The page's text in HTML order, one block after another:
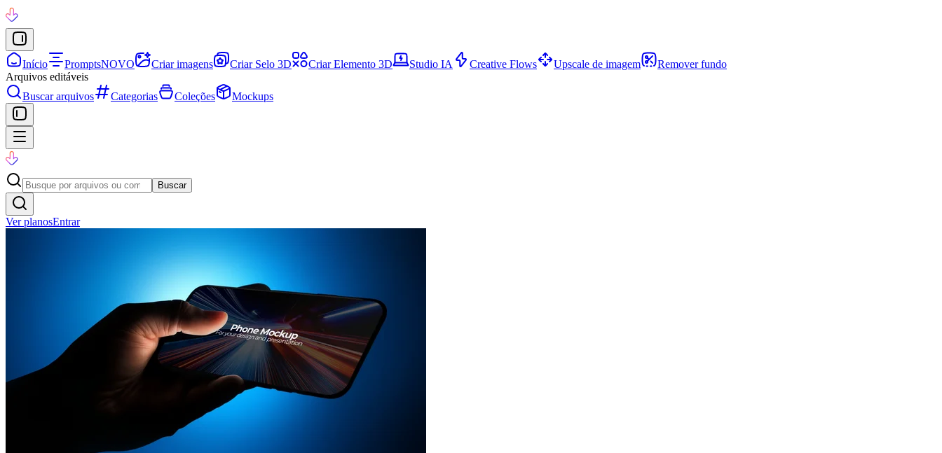
Início PromptsNOVO Criar imagens Criar Selo 3D Criar Elemento 3D Studio IA Creative Flows Upscale de imagem
Remover fundo
Arquivos editáveis
Buscar arquivos
Categorias Coleções Mockups
Buscar
Ver planosEntrar